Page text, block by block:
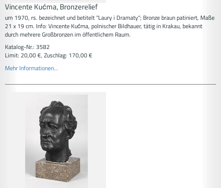
Vincente Kućma, Bronzerelief
um 1970, rs. bezeichnet und betitelt "Laury i Dramaty"; Bronze braun patiniert, Maße
21 x 19 cm. Info: Vincente Kućma, polnischer Bildhauer, tätig in Krakau, bekannt
durch mehrere Großbronzen im öffentlichem Raum.
Katalog-Nr.: 3582
Limit: 20,00 €, Zuschlag: 170,00 €
Mehr Informationen...